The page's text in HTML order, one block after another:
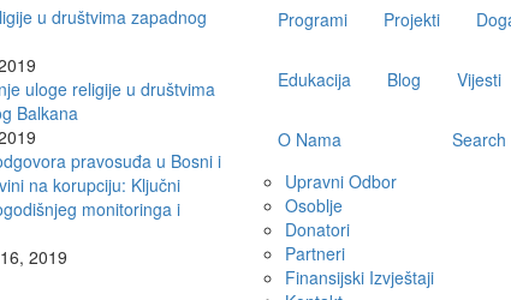
u društvima zapadnog
uloge religije u društvima
Balkana
pravosuđa u Bosni i
na korupciju: Ključni
monitoringa i
2019
Programi Projekti
Edukacija Blog Vijesti
O Nama
Upravni Odbor
Osoblje
Donatori
Partneri
Finansijski Izvještaji
Search